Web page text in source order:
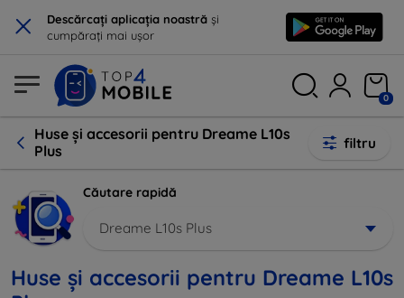
× Descărcați aplicația noastră și
cumpărați mai ușor
0
Huse și accesorii pentru Dreame L10s
Plus
filtru
Căutare rapidă
Dreame L10s Plus
Huse și accesorii pentru Dreame L10s